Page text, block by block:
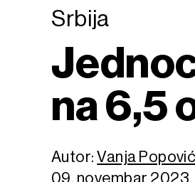
Srbija
na 6,5
Autor:Vanja Popović
09. novembar